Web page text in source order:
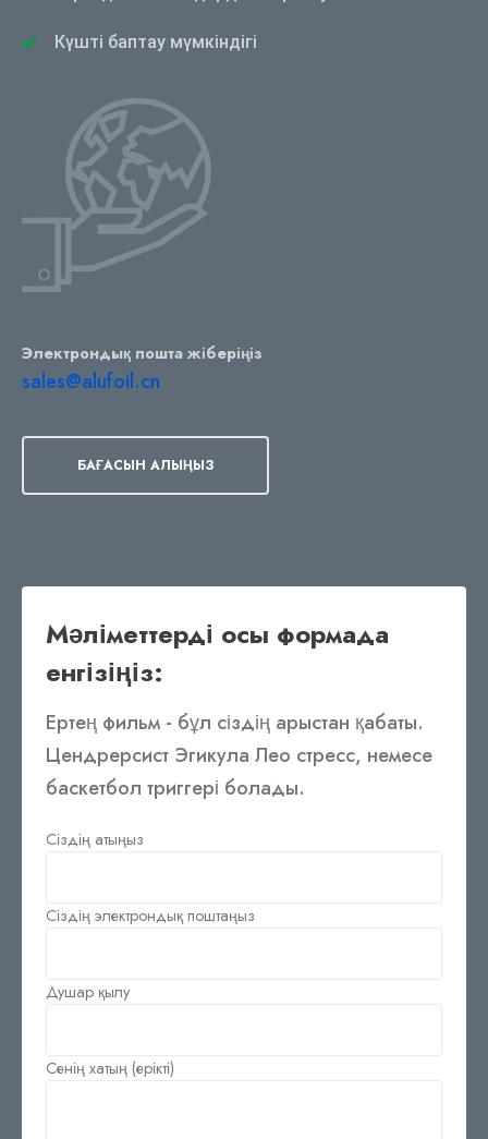
Күшті баптау мүмкіндігі
Электрондық пошта жіберіңіз
sales@alufoil.cn
БАҒАСЫН АЛЫҢЫЗ
Мәліметтерді осы формада
енгізіңіз:
Ертең фильм - бұл сіздің арыстан қабаты.
Цендрерсист Эгикула Лео стресс, немесе
баскетбол триггері болады.
Сіздің атыңыз
Сіздің электрондық поштаңыз
Душар қылу
Сенің хатың (ерікті)